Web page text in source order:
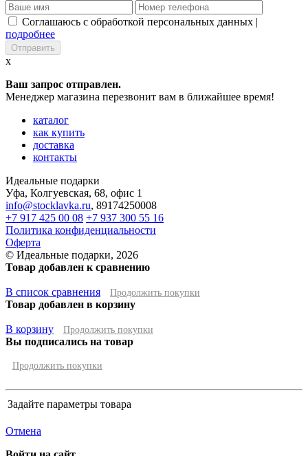
Соглашаюсь с обработкой персональных данных |
подробнее
x
Ваш запрос отправлен.
Менеджер магазина перезвонит вам в ближайшее время!
каталог
как купить
доставка
контакты
Идеальные подарки
Уфа, Колгуевская, 68, офис 1
info@stocklavka.ru, 89174250008
+7 917 425 00 08 +7 937 300 55 16
Политика конфиденциальности
Оферта
© Идеальные подарки, 2026
Товар добавлен к сравнению
В список сравнения Продолжить покупки
Товар добавлен в корзину
В корзину Продолжить покупки
Вы подписались на товар
Продолжить покупки
Задайте параметры товара
Отмена